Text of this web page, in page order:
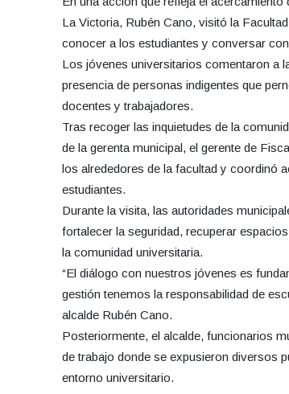
La Victoria, Rubén Cano, visitó la
conocer a los estudiantes y conversar
Los jóvenes universitarios comentaron a
presencia de personas indigentes que
docentes y trabajadores.
Tras recoger las inquietudes de la
de la gerenta municipal, el gerente de
los alrededores de la facultad y coordinó
estudiantes.
Durante la visita, las autoridades
fortalecer la seguridad, recuperar
la comunidad universitaria.
“El diálogo con nuestros jóvenes es
gestión tenemos la responsabilidad de
alcalde Rubén Cano.
Posteriormente, el alcalde, funcionarios
de trabajo donde se expusieron diversos
entorno universitario.